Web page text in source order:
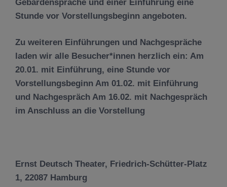
Gebärdensprache und einer Einführung eine
Stunde vor Vorstellungsbeginn angeboten.
Zu weiteren Einführungen und Nachgespräche
laden wir alle Besucher*innen herzlich ein: Am
20.01. mit Einführung, eine Stunde vor
Vorstellungsbeginn Am 01.02. mit Einführung
und Nachgespräch Am 16.02. mit Nachgespräch
im Anschluss an die Vorstellung
Ernst Deutsch Theater, Friedrich-Schütter-Platz
1, 22087 Hamburg